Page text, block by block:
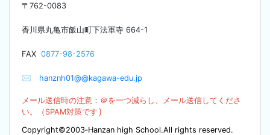
〒 762-0083
香川県丸亀市飯山町下法軍寺 664-1
FAX 0877-98-2576
✉ hanznh01@@kagawa-edu.jp
メール送信時の注意：＠を一つ減らし、メール送信してくださ
い。（SPAM対策です ）
Copyright©2003‐Hanzan high School.All rights reserved.